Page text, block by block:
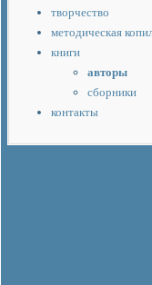
творчество
методическая
книги
авторы
сборники
контакты